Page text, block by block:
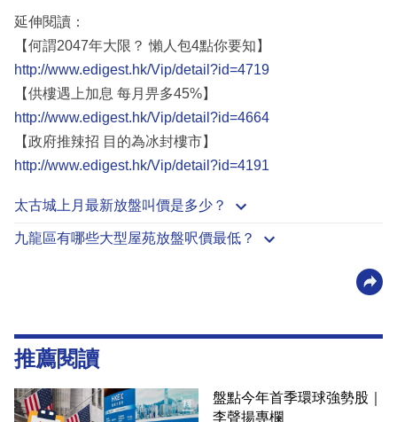
延伸閱讀：
【何謂2047年大限？ 懶人包4點你要知】
http://www.edigest.hk/Vip/detail?id=4719
【供樓遇上加息 每月畀多45%】
http://www.edigest.hk/Vip/detail?id=4664
【政府推辣招 目的為冰封樓市】
http://www.edigest.hk/Vip/detail?id=4191
太古城上月最新放盤叫價是多少？
九龍區有哪些大型屋苑放盤呎價最低？
推薦閱讀
盤點今年首季環球強勢股｜
李聲揚專欄